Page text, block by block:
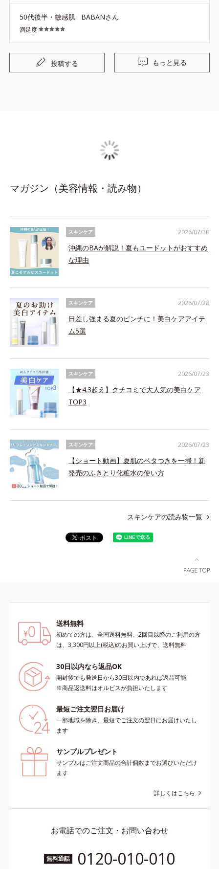
50代後半・敏感肌 BABANさん
満足度
投稿する もっと見る
マガジン（美容情報・読み物）
スキンケア
沖縄のBAが解説！夏もユードットがおすすめ
な理由
2026/07/30
スキンケア
日差し強まる夏のピンチに！美白ケアアイテ
ム5選
2026/07/28
スキンケア
【★4.3超え】クチコミで大人気の美白ケア
TOP3
2026/07/23
スキンケア
【ショート動画】夏肌のベタつきを一掃！新
発売のふきとり化粧水の使い方
2026/07/23
スキンケアの読み物一覧
送料無料
初めての方は、全国送料無料、2回目以降のご利用の方
は、3,300円以上(税込)のお買い上げで、送料無料
30日以内なら返品OK
開封後でも発送日から30日以内であれば返品可能
※商品返送料はオルビスが負担いたします
最短ご注文翌日お届け
一部地域を除き、最短でご注文の翌日にお届けいたし
ます
サンプルプレゼント
サンプルはご注文商品の合計個数までお選びいただけ
ます
詳しくはこちら
お電話でのご注文・お問い合わせ
無料通話 0120-010-010